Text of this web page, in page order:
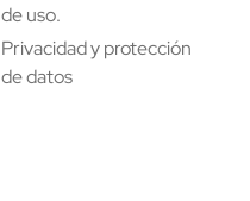
de uso.
Privacidad y protección
de datos